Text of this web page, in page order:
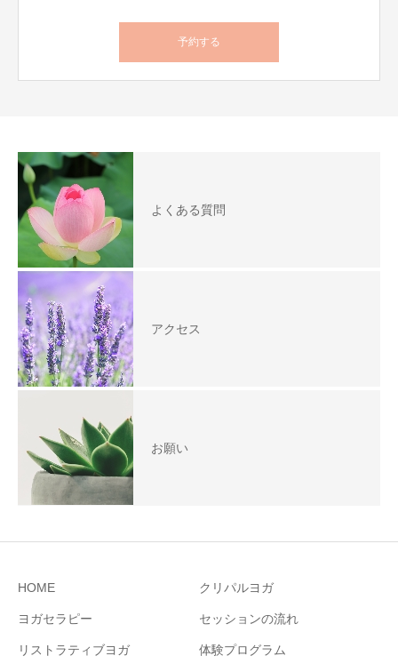
予約する
よくある質問
アクセス
お願い
HOME クリパルヨガ
ヨガセラピー セッションの流れ
リストラティブヨガ 体験プログラム